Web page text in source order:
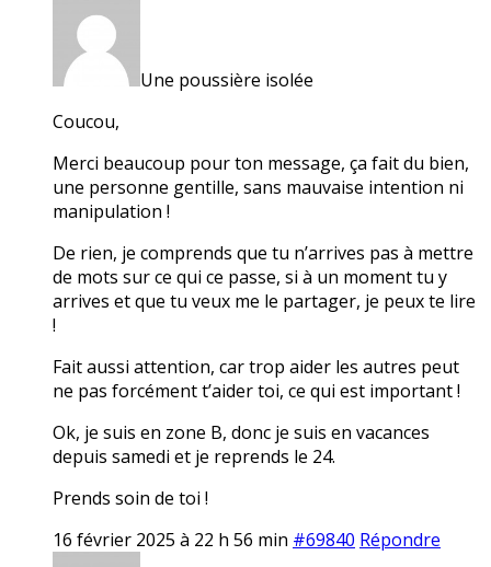
Une poussière isolée
Coucou,
Merci beaucoup pour ton message, ça fait du bien,
une personne gentille, sans mauvaise intention ni
manipulation !
De rien, je comprends que tu n’arrives pas à mettre
de mots sur ce qui ce passe, si à un moment tu y
arrives et que tu veux me le partager, je peux te lire
!
Fait aussi attention, car trop aider les autres peut
ne pas forcément t’aider toi, ce qui est important !
Ok, je suis en zone B, donc je suis en vacances
depuis samedi et je reprends le 24.
Prends soin de toi !
16 février 2025 à 22 h 56 min #69840 Répondre